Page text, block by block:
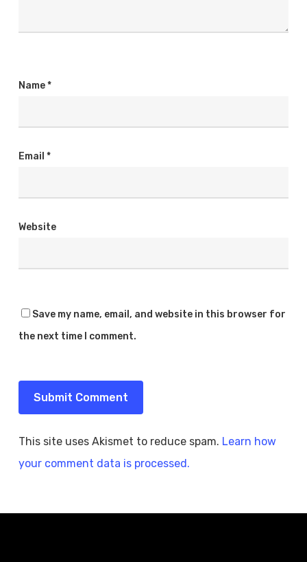
Name*
Email *
Website
Save my name, email, and website in this browser for
the next time I comment.
This site uses Akismet to reduce spam. Learn how
your comment data is processed.